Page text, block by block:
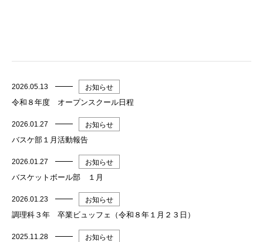
2026.05.13 お知らせ
令和８年度 オープンスクール日程
2026.01.27 お知らせ
バスケ部１月活動報告
2026.01.27 お知らせ
バスケットボール部 １月
2026.01.23 お知らせ
調理科３年 卒業ビュッフェ（令和８年１月２３日）
2025.11.28 お知らせ